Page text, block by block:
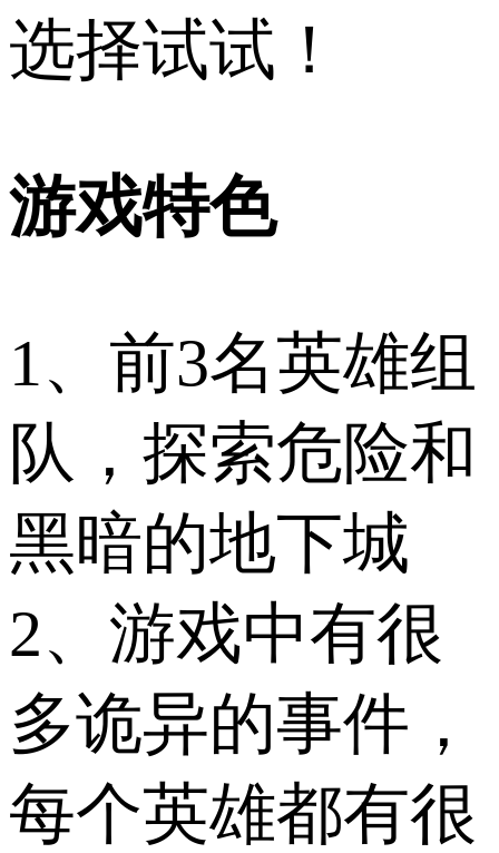
选择试试！
游戏特色
1、前3名英雄组
队，探索危险和
黑暗的地下城
2、游戏中有很
多诡异的事件，
每个英雄都有很